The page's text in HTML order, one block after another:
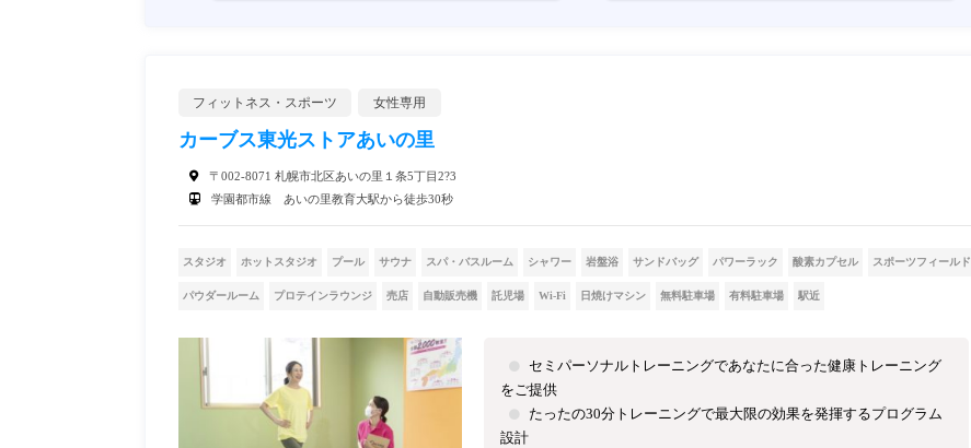
フィットネス・スポーツ 女性専用
カーブス東光ストアあいの里
〒002-8071 札幌市北区あいの里１条5丁目2?3
学園都市線 あいの里教育大駅から徒歩30秒
スタジオ ホットスタジオ プール サウナ スパ・バスルーム シャワー 岩盤浴 サンドバッグ パワーラック 酸素カプセル スポーツフィールド
パウダールーム プロテインラウンジ 売店 自動販売機 託児場 Wi-Fi 日焼けマシン 無料駐車場 有料駐車場 駅近
セミパーソナルトレーニングであなたに合った健康トレーニング
をご提供
たったの30分トレーニングで最大限の効果を発揮するプログラム
設計